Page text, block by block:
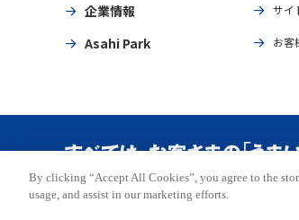
企業情報
Asahi Park
サイ
お客
Copyright © ASAHI BREWERIES, LTD. All rights
By clicking “Accept All Cookies”, you agree to the
usage, and assist in our marketing efforts.